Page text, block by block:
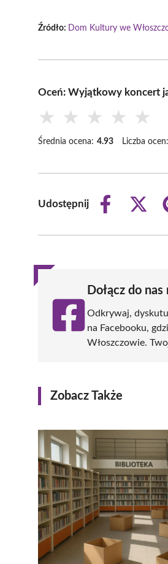
Źródło: Dom Kultury we
Oceń: Wyjątkowy koncert
★ ★ ★ ★ ★
Średnia ocena: 4.93 Liczba ocen:
Udostępnij
Share
Share
Dołącz do
Odkrywaj,
na Facebooku,
Włoszczowie.
Zobacz Także